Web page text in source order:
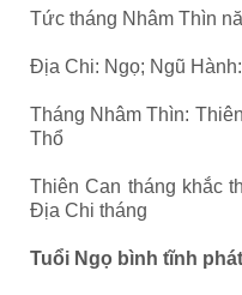
Tức tháng Nhâm Thìn
Địa Chi: Ngọ; Ngũ
Tháng Nhâm Thìn:
Thổ
Thiên Can tháng khắc
Địa Chi tháng
Tuổi Ngọ bình tĩnh